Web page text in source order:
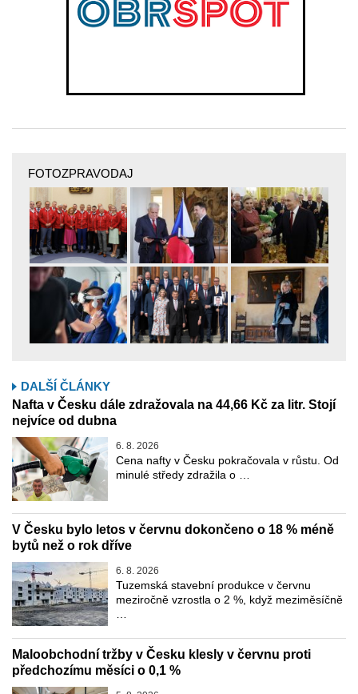
FOTOZPRAVODAJ
DALŠÍ ČLÁNKY
Nafta v Česku dále zdražovala na 44,66 Kč za litr. Stojí
nejvíce od dubna
6. 8. 2026
Cena nafty v Česku pokračovala v růstu. Od
minulé středy zdražila o …
V Česku bylo letos v červnu dokončeno o 18 % méně
bytů než o rok dříve
6. 8. 2026
Tuzemská stavební produkce v červnu
meziročně vzrostla o 2 %, když meziměsíčně
Maloobchodní tržby v Česku klesly v červnu proti
předchozímu měsíci o 0,1 %